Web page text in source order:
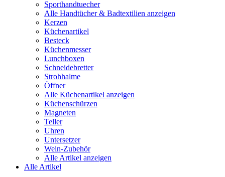
Sporthandtuecher
Alle Handtücher & Badtextilien anzeigen
Kerzen
Küchenartikel
Besteck
Küchenmesser
Lunchboxen
Schneidebretter
Strohhalme
Öffner
Alle Küchenartikel anzeigen
Küchenschürzen
Magneten
Teller
Uhren
Untersetzer
Wein-Zubehör
Alle Artikel anzeigen
Alle Artikel